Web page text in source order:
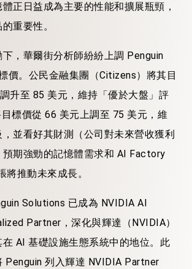
正日益成為主要的性能和擴展瓶頸，
重要性。
，華爾街分析師紛紛上調 Penguin
價。公民金融集團（Citizens）將其目
升至 85 美元，維持「優於大盤」評
標價從 66 美元上調至 75 美元，維
並看好其財測（公司對未來營收獲利
預期強勁的記憶體需求和 AI Factory
推動未來成長。
Solutions 已成為 NVIDIA AI
Partner，深化與輝達（NVIDIA）
AI 基礎設施生態系統中的地位。此
Penguin 列入輝達 NVIDIA Partner